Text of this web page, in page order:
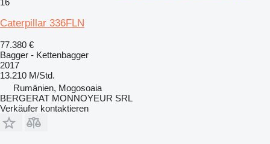
Caterpillar 336FLN
77.380 €
Bagger - Kettenbagger
2017
13.210 M/Std.
Rumänien, Mogosoaia
BERGERAT MONNOYEUR SRL
Verkäufer kontaktieren